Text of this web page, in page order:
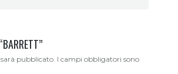
pubblicato. I campi obbligatori sono